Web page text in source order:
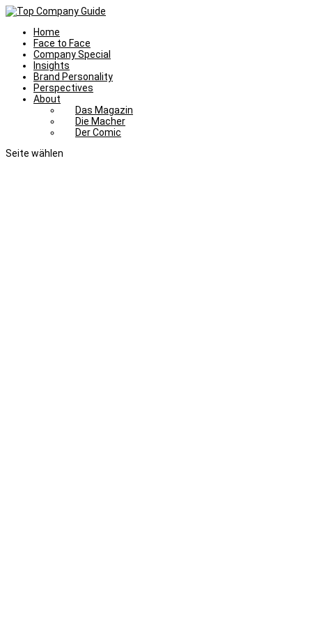
Home
Face to Face
Company Special
Insights
Brand Personality
Perspectives
About
Das Magazin
Die Macher
Der Comic
Seite wählen